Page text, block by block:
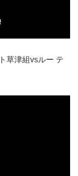
草津組vsルー テ